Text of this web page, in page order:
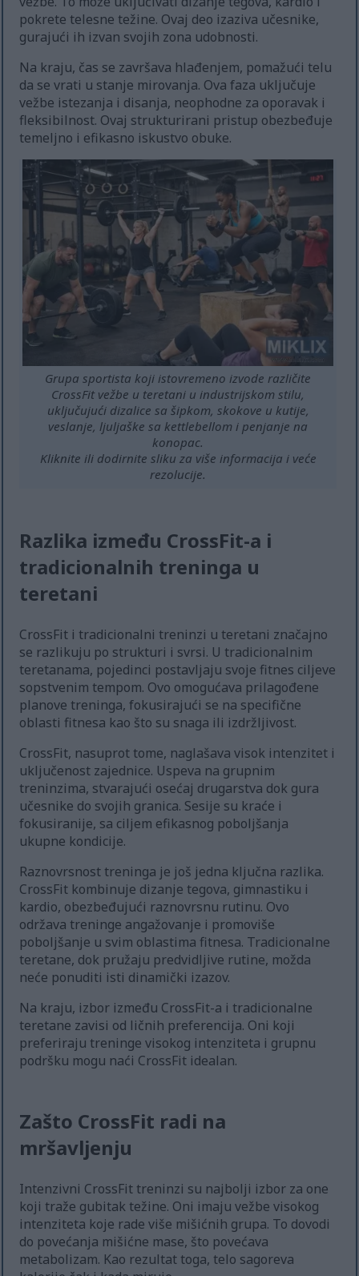
pokrete telesne težine. Ovaj deo izaziva učesnike,
gurajući ih izvan svojih zona udobnosti.
Na kraju, čas se završava hlađenjem, pomažući telu
da se vrati u stanje mirovanja. Ova faza uključuje
vežbe istezanja i disanja, neophodne za oporavak i
fleksibilnost. Ovaj strukturirani pristup obezbeđuje
temeljno i efikasno iskustvo obuke.
Grupa sportista koji istovremeno izvode različite
CrossFit vežbe u teretani u industrijskom stilu,
uključujući dizalice sa šipkom, skokove u kutije,
veslanje, ljuljaške sa kettlebellom i penjanje na
konopac.
Kliknite ili dodirnite sliku za više informacija i veće
rezolucije.
Razlika između CrossFit-a i
tradicionalnih treninga u
teretani
CrossFit i tradicionalni treninzi u teretani značajno
se razlikuju po strukturi i svrsi. U tradicionalnim
teretanama, pojedinci postavljaju svoje fitnes ciljeve
sopstvenim tempom. Ovo omogućava prilagođene
planove treninga, fokusirajući se na specifične
oblasti fitnesa kao što su snaga ili izdržljivost.
CrossFit, nasuprot tome, naglašava visok intenzitet i
uključenost zajednice. Uspeva na grupnim
treninzima, stvarajući osećaj drugarstva dok gura
učesnike do svojih granica. Sesije su kraće i
fokusiranije, sa ciljem efikasnog poboljšanja
ukupne kondicije.
Raznovrsnost treninga je još jedna ključna razlika.
CrossFit kombinuje dizanje tegova, gimnastiku i
kardio, obezbeđujući raznovrsnu rutinu. Ovo
održava treninge angažovanje i promoviše
poboljšanje u svim oblastima fitnesa. Tradicionalne
teretane, dok pružaju predvidljive rutine, možda
neće ponuditi isti dinamički izazov.
Na kraju, izbor između CrossFit-a i tradicionalne
teretane zavisi od ličnih preferencija. Oni koji
preferiraju treninge visokog intenziteta i grupnu
podršku mogu naći CrossFit idealan.
Zašto CrossFit radi na
mršavljenju
Intenzivni CrossFit treninzi su najbolji izbor za one
koji traže gubitak težine. Oni imaju vežbe visokog
intenziteta koje rade više mišićnih grupa. To dovodi
do povećanja mišićne mase, što povećava
metabolizam. Kao rezultat toga, telo sagoreva